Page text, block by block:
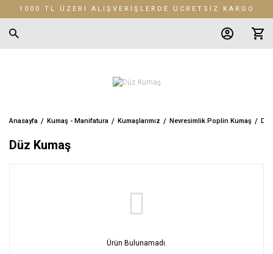
1000 TL ÜZERİ ALIŞVERİŞLERDE ÜCRETSİZ KARGO
Anasayfa Kumaş - Manifatura Kumaşlarımız Nevresimlik Poplin Kumaş
Düz Kumaş
Ürün Bulunamadı.